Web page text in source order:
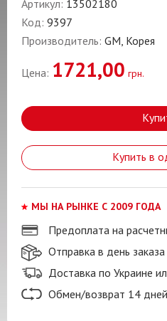
Артикул: 13502180
Код: 9397
Производитель: GM, Корея
Цена: 1721,00 грн.
Купить в
МЫ НА РЫНКЕ С 2009 ГОДА
Предоплата на
Отправка в день заказа
Доставка по Украине
Обмен/возврат 14